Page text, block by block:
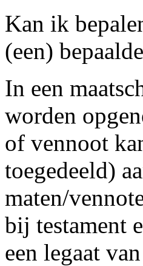
Kan ik
(een)
In een
worden
of vennoot
toegedeeld)
maten/
bij testament
een legaat